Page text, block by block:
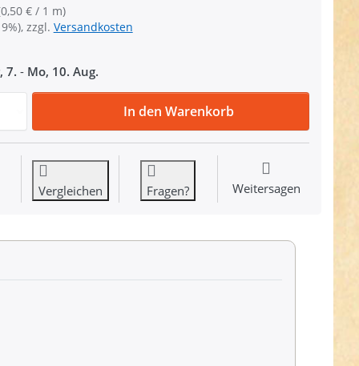
€ / 1 m)
zzgl. Versandkosten
7. - Mo, 10. Aug.
10m PP Gurtband - 15mm breit - 1,4mm stark - graphit
In den Warenkorb
Vergleichen Fragen? Weitersagen